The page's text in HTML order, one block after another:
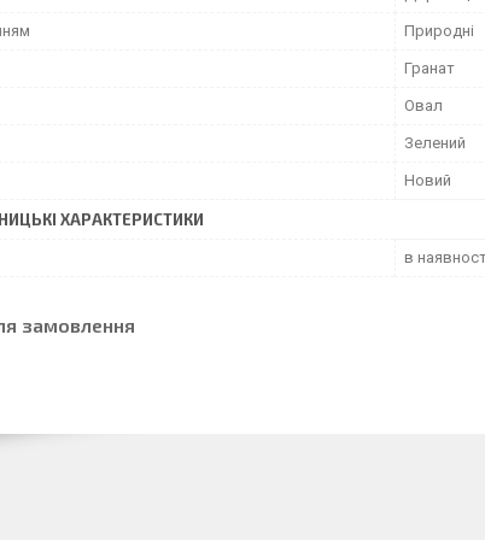
Природні
Гранат
Овал
Зелений
Новий
ХАРАКТЕРИСТИКИ
в
замовлення